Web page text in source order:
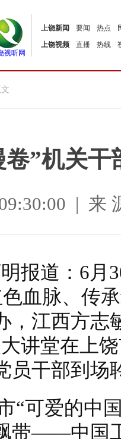
视听网
上饶新闻 要闻 热点
上饶视频
直播 热线
卷”机关
| 来
报道：6月
血脉、传
，江西方志
讲堂在上
员干部到场
“可爱的中
带——中国